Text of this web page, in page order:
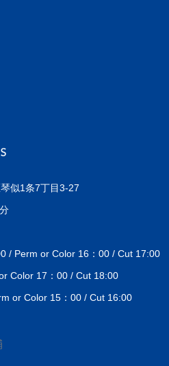
似1条7丁目3-27
/ Perm or Color 16：00 / Cut 17:00
Color 17：00 / Cut 18:00
or Color 15：00 / Cut 16:00